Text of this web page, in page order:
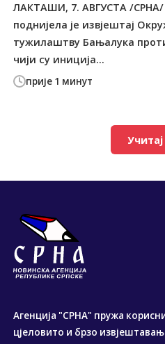
прије 1 минут
ЛАКТАШИ, 7. АВГУСТА /
поднијела је извјештај
тужилаштву Бањалука
чији су иниција...
Агенција "СРНА" пружа
цјеловито и брзо